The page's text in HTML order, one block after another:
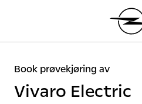
Book prøvekjøring av
Vivaro Electric